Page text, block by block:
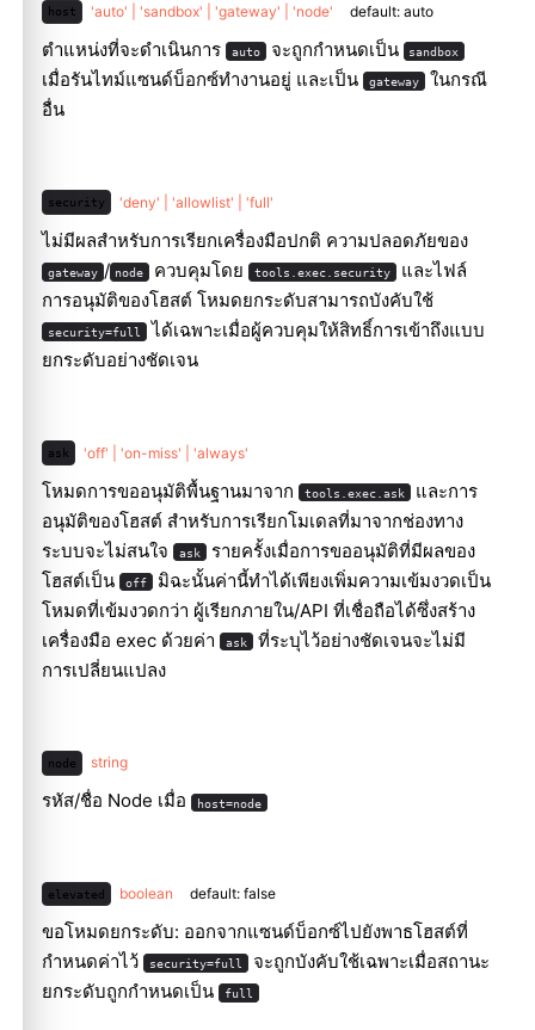
host 'auto' | 'sandbox' | 'gateway' | 'node' default: auto
ตำแหน่งที่จะดำเนินการ auto จะถูกกำหนดเป็น sandbox
เมื่อรันไทม์แซนด์บ็อกซ์ทำงานอยู่ และเป็น gateway ในกรณี
อื่น
security 'deny' | 'allowlist' | 'full'
ไม่มีผลสำหรับการเรียกเครื่องมือปกติ ความปลอดภัยของ
gateway / node ควบคุมโดย tools.exec.security และไฟล์
การอนุมัติของโฮสต์ โหมดยกระดับสามารถบังคับใช้
security=full ได้เฉพาะเมื่อผู้ควบคุมให้สิทธิ์การเข้าถึงแบบ
ยกระดับอย่างชัดเจน
ask 'off' | 'on-miss' | 'always'
โหมดการขออนุมัติพื้นฐานมาจาก tools.exec.ask และการ
อนุมัติของโฮสต์ สำหรับการเรียกโมเดลที่มาจากช่องทาง
ระบบจะไม่สนใจ
ask รายครั้งเมื่อการขออนุมัติที่มีผลของ
โฮสต์เป็น
off มิฉะนั้นค่านี้ทำได้เพียงเพิ่มความเข้มงวดเป็น
โหมดที่เข้มงวดกว่า ผู้เรียกภายใน/API ที่เชื่อถือได้ซึ่งสร้าง
เครื่องมือ exec ด้วยค่า
ask ที่ระบุไว้อย่างชัดเจนจะไม่มี
การเปลี่ยนแปลง
node string
รหัส/ชื่อ Node เมื่อ host=node
elevated boolean default: false
ขอโหมดยกระดับ: ออกจากแซนด์บ็อกซ์ไปยังพาธโฮสต์ที่
กำหนดค่าไว้
security=full จะถูกบังคับใช้เฉพาะเมื่อสถานะ
ยกระดับถูกกำหนดเป็น
full